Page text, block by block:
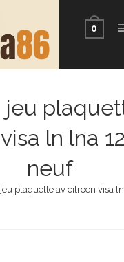
0
jeu
ln lna
neuf
plaquette av citroen visa